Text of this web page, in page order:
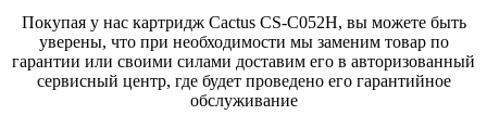
Покупая у нас картридж Cactus CS-C052H, вы можете быть
уверены, что при необходимости мы заменим товар по
гарантии или своими силами доставим его в авторизованный
сервисный центр, где будет проведено его гарантийное
обслуживание